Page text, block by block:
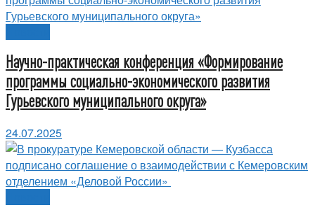
Научно-практическая конференция «Формирование
программы социально-экономического развития
Гурьевского муниципального округа»
24.07.2025